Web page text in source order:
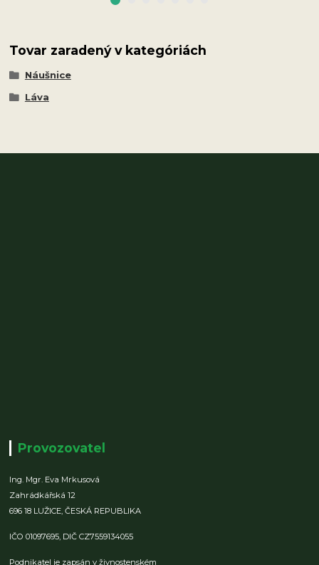
Tovar zaradený v kategóriách
Náušnice
Láva
Provozovatel
Ing. Mgr. Eva Mrkusová
Zahrádkářská 12
696 18 LUŽICE,ČESKÁ REPUBLIKA
IČO 01097695, DIČ CZ7559134055
Podnikatel je zapsán v živnostenském